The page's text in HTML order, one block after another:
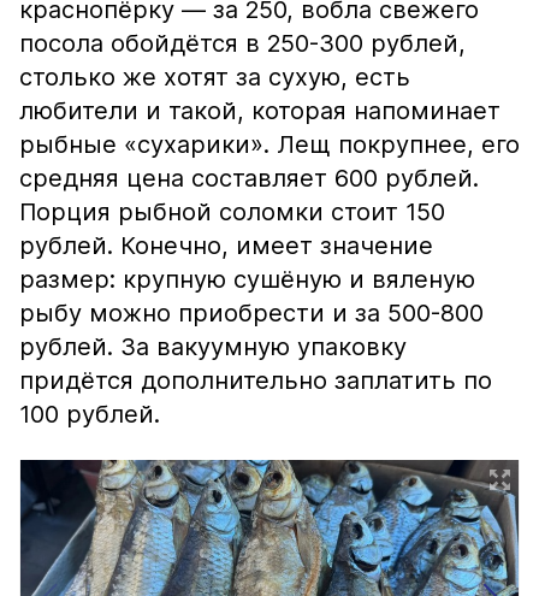
краснопёрку — за 250, вобла свежего
посола обойдётся в 250-300 рублей,
столько же хотят за сухую, есть
любители и такой, которая напоминает
рыбные «сухарики». Лещ покрупнее, его
средняя цена составляет 600 рублей.
Порция рыбной соломки стоит 150
рублей. Конечно, имеет значение
размер: крупную сушёную и вяленую
рыбу можно приобрести и за 500-800
рублей. За вакуумную упаковку
придётся дополнительно заплатить по
100 рублей.